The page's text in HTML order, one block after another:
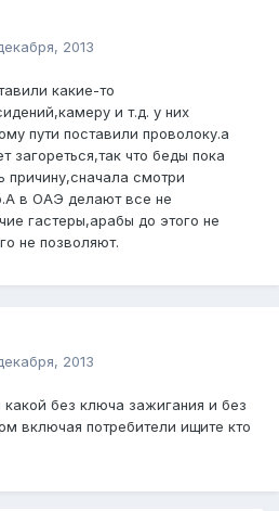
2013
какие-то
и т.д. у них
пути поставили проволоку.а
что беды пока
смотри
в ОАЭ делают все не
гастеры,арабы до этого не
не позволяют.
2013
какой без ключа зажигания и без
включая потребители ищите кто